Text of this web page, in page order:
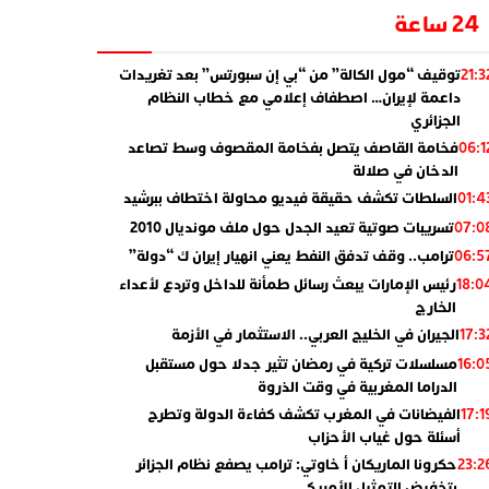
24 ساعة
توقيف “مول الكالة” من “بي إن سبورتس” بعد تغريدات
داعمة لإيران… اصطفاف إعلامي مع خطاب النظام
الجزائري
فخامة القاصف يتصل بفخامة المقصوف وسط تصاعد
الدخان في صلالة
السلطات تكشف حقيقة فيديو محاولة اختطاف ببرشيد
تسريبات صوتية تعيد الجدل حول ملف مونديال 2010
ترامب.. وقف تدفق النفط يعني انهيار إيران ك “دولة”
رئيس الإمارات يبعث رسائل طمأنة للداخل وتردع لأعداء
الخارج
الجيران في الخليج العربي.. الاستثمار في الأزمة
مسلسلات تركية في رمضان تثير جدلا حول مستقبل
الدراما المغربية في وقت الذروة
الفيضانات في المغرب تكشف كفاءة الدولة وتطرح
أسئلة حول غياب الأحزاب
حكرونا الماريكان أ خاوتي: ترامب يصفع نظام الجزائر